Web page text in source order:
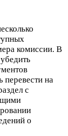
комиссии. В
перевести на
с
о